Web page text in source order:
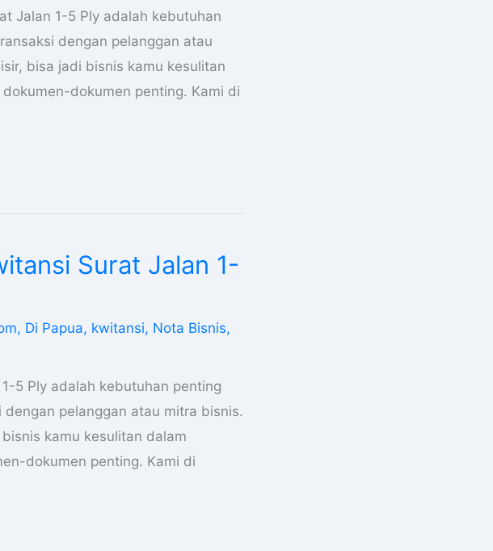
Jalan 1-5 Ply adalah kebutuhan
dengan pelanggan atau
bisa jadi bisnis kamu kesulitan
dokumen penting. Kami di
Surat Jalan 1-
, Di Papua, kwitansi, Nota Bisnis,
5 Ply adalah kebutuhan penting
pelanggan atau mitra bisnis.
kamu kesulitan dalam
dokumen penting. Kami di